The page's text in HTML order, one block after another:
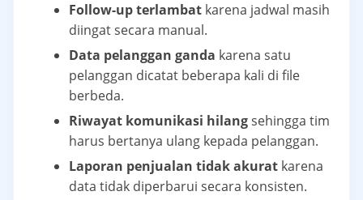
Follow-up terlambat karena jadwal masih
diingat secara manual.
Data pelanggan ganda karena satu
pelanggan dicatat beberapa kali di file
berbeda.
Riwayat komunikasi hilangsehingga tim
harus bertanya ulang kepada pelanggan.
Laporan penjualan tidak akurat karena
data tidak diperbarui secara konsisten.